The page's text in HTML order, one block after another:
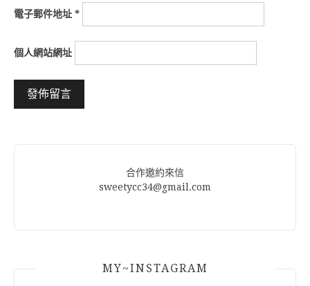
電子郵件地址 *
個人網站網址
合作邀約來信
sweetycc34@gmail.com
MY~INSTAGRAM